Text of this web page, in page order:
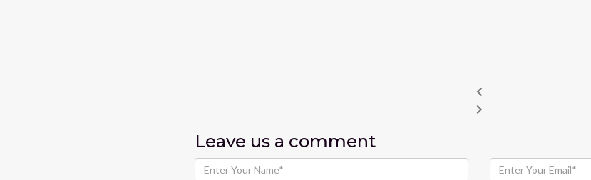
Leave us a comment